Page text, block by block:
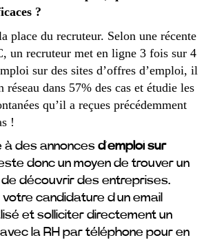
?
place du recruteur. Selon une récente
un recruteur met en ligne 3 fois sur 4
sur des sites d’offres d’emploi, il
réseau dans 57% des cas et étudie les
qu’il a reçues précédemment
!
à des annoncesd’emploi sur
donc un moyen de trouver un
découvrir des entreprises.
candidature d’un email
et solliciter directement un
la RH par téléphone pour en